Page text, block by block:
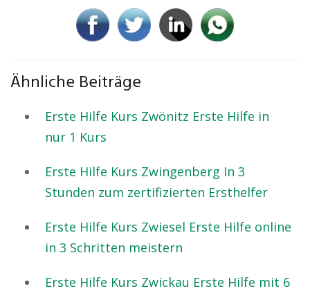
Ähnliche Beiträge
Erste Hilfe Kurs Zwönitz Erste Hilfe in
nur 1 Kurs
Erste Hilfe Kurs Zwingenberg In 3
Stunden zum zertifizierten Ersthelfer
Erste Hilfe Kurs Zwiesel Erste Hilfe online
in 3 Schritten meistern
Erste Hilfe Kurs Zwickau Erste Hilfe mit 6